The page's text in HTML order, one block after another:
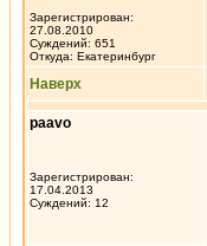
Зарегистрирован:
27.08.2010
Суждений: 651
Откуда: Екатеринбург
Наверх
paavo
Зарегистрирован:
17.04.2013
Суждений: 12